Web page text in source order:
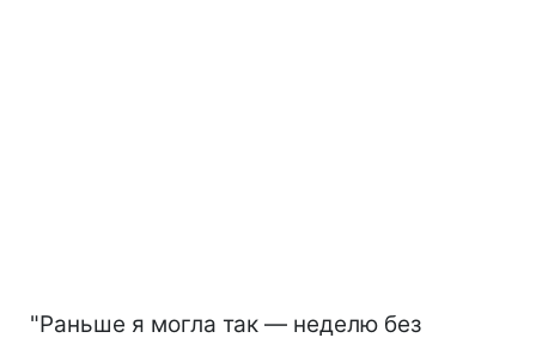
"Раньше я могла так — неделю без